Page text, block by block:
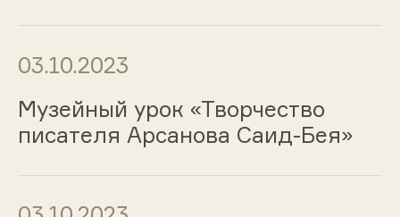
03.10.2023
Музейный урок «Творчество
писателя Арсанова Саид-Бея»